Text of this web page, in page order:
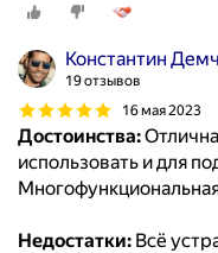
Константин
19 отзывов
16 мая 2023
Достоинства:
использовать и для
Недостатки: Всё